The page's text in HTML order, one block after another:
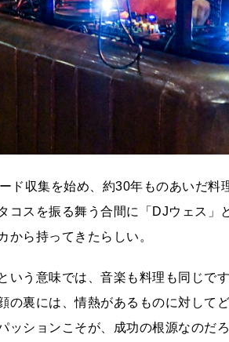
ド収集を始め、約30年ものあいだ
コスを振る舞う合間に「DJウェス
から持ってきたらしい。
いう意味では、音楽も料理も同じ
の裏には、情熱があるものに対して
ッションこそが、成功の根源なのだ